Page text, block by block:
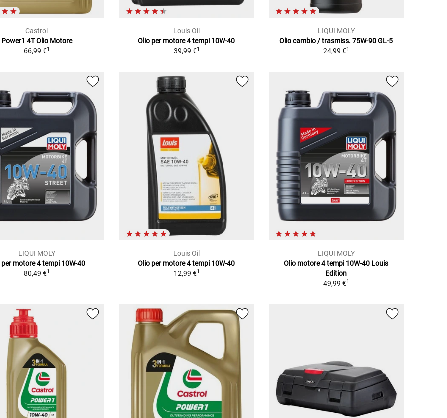
Castrol
Power1 4T Olio Motore
66,99 €1
Louis Oil
Olio per motore 4 tempi 10W-40
39,99 €1
LIQUI MOLY
Olio cambio / trasmiss. 75W-90 GL-5
24,99 €1
LIQUI MOLY
per motore 4 tempi 10W-40
80,49 €1
Louis Oil
Olio per motore 4 tempi 10W-40
12,99 €1
LIQUI MOLY
Olio motore 4 tempi 10W-40 Louis
Edition
49,99 €1